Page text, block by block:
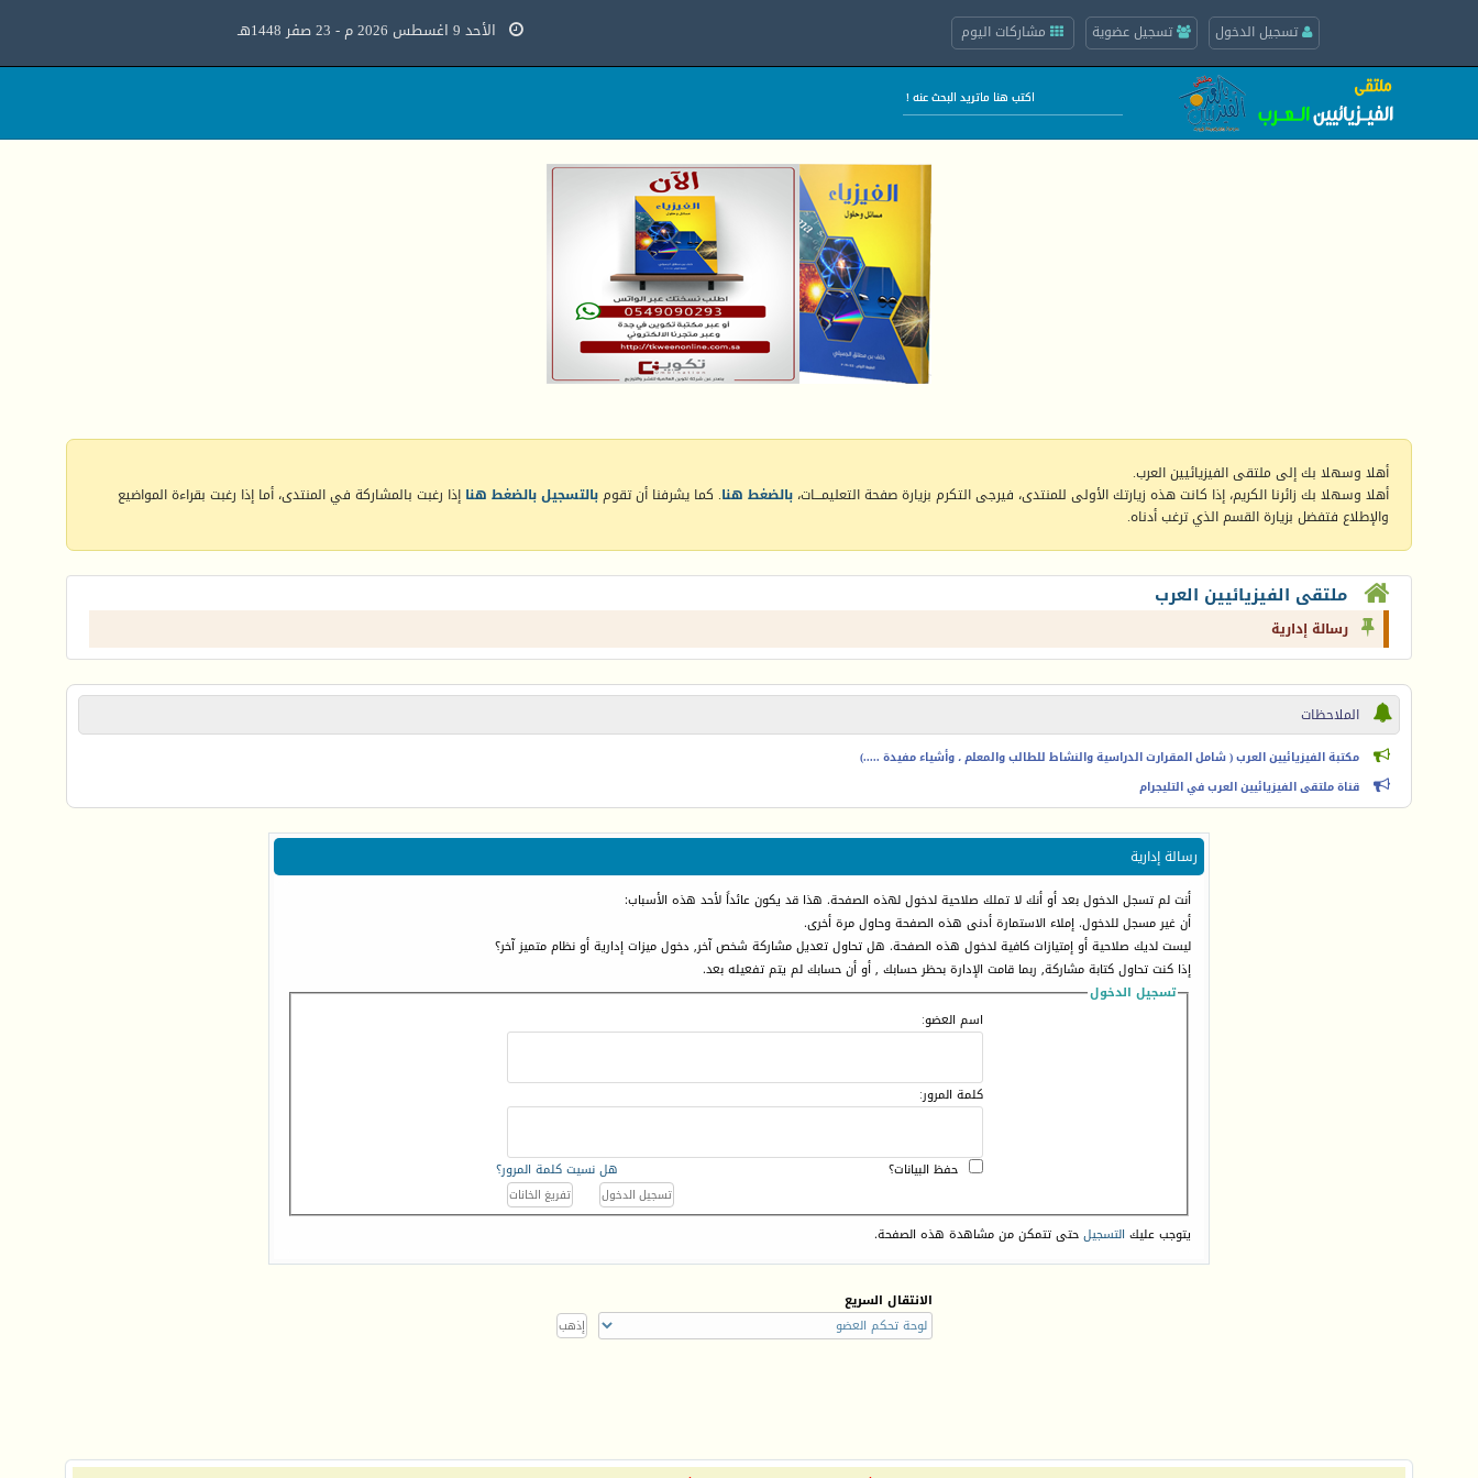
تسجيل الدخول تسجيل عضوية مشاركات اليوم الأحد 9 اغسطس 2026 م - 23 صفر 1448هـ
أهلا وسهلا بك إلى ملتقى الفيزيائيين العرب.
أهلا وسهلا بك زائرنا الكريم، إذا كانت هذه زيارتك الأولى للمنتدى، فيرجى التكرم بزيارة صفحة التعليمـــات، بالضغط هنا. كما يشرفنا أن تقومبالتسجيل بالضغط هنا إذا رغبت بالمشاركة في المنتدى، أما إذا رغبت بقراءة المواضيع
والإطلاع فتفضل بزيارة القسم الذي ترغب أدناه.
ملتقى الفيزيائيين العرب
رسالة إدارية
الملاحظات
مكتبة الفيزيائيين العرب ( شامل المقرارت الدراسية والنشاط للطالب والمعلم ، وأشياء مفيدة .....)
قناة ملتقى الفيزيائيين العرب في التليجرام
رسالة إدارية
أنت لم تسجل الدخول بعد أو أنك لا تملك صلاحية لدخول لهذه الصفحة. هذا قد يكون عائداً لأحد هذه الأسباب:
أن غير مسجل للدخول. إملاء الاستمارة أدنى هذه الصفحة وحاول مرة أخرى.
ليست لديك صلاحية أو إمتيازات كافية لدخول هذه الصفحة. هل تحاول تعديل مشاركة شخص آخر, دخول ميزات إدارية أو نظام متميز آخر؟
إذا كنت تحاول كتابة مشاركة, ربما قامت الإدارة بحظر حسابك , أو أن حسابك لم يتم تفعيله بعد.
تسجيل الدخول
اسم العضو:
كلمة المرور:
هل نسيت كلمة المرور؟ حفظ البيانات؟
يتوجب عليك التسجيلحتى تتمكن من مشاهدة هذه الصفحة.
الانتقال السريع